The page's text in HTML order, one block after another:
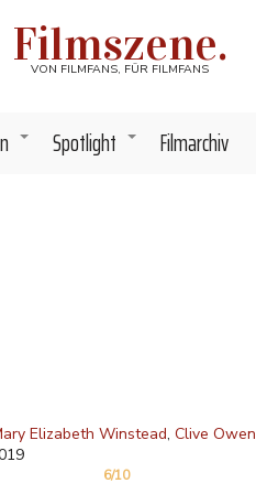
Filmszene.
VON FILMFANS, FÜR FILMFANS
+ +
Spotlight Filmarchiv
Elizabeth Winstead Clive Owen
6/10